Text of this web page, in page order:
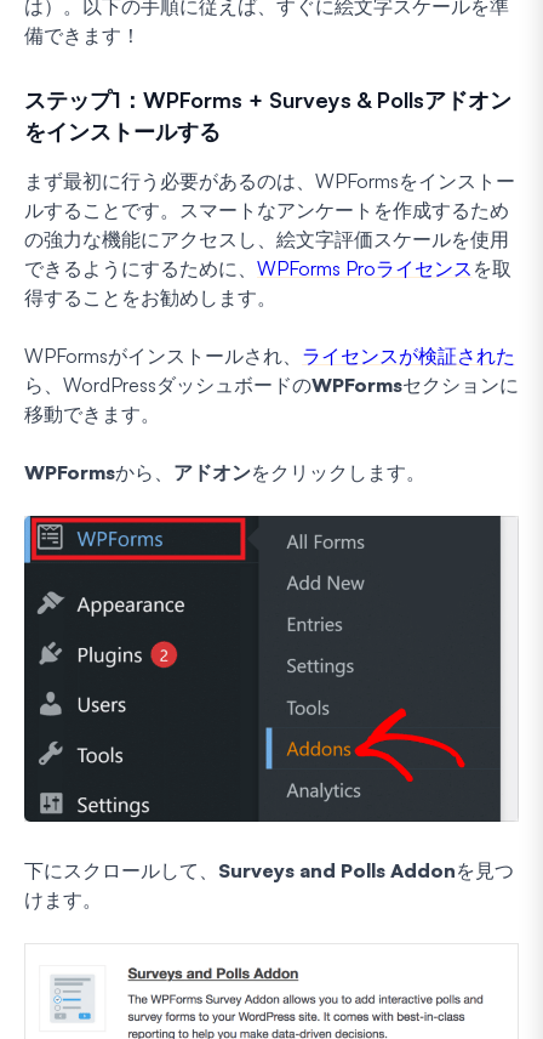
は）。以下の手順に従えば、すぐに絵文字スケールを準
備できます！
ステップ1：WPForms + Surveys & Pollsアドオン
をインストールする
まず最初に行う必要があるのは、WPFormsをインストー
ルすることです。スマートなアンケートを作成するため
の強力な機能にアクセスし、絵文字評価スケールを使用
できるようにするために、 WPForms Proライセンス を取
得することをお勧めします。
WPFormsがインストールされ、 ライセンスが検証された
ら、WordPressダッシュボードのWPFormsセクションに
移動できます。
WPFormsから、 アドオンをクリックします。
下にスクロールして、 Surveys and Polls Addonを見つ
けます。